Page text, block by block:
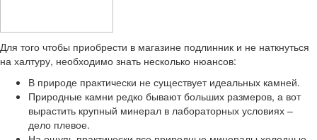
Для того чтобы приобрести в магазине подлинник и не наткнуться
на халтуру, необходимо знать несколько нюансов:
В природе практически не существует идеальных камней.
Природные камни редко бывают больших размеров, а вот
вырастить крупный минерал в лабораторных условиях –
дело плевое.